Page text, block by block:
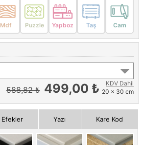
Mdf Puzzle Yapboz Taş Cam
588,82 ₺ 499,00 ₺
KDV Dahil
20 x 30 cm
Efekler Yazı Kare Kod